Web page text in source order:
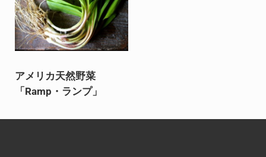
アメリカ天然野菜
「Ramp・ランプ」